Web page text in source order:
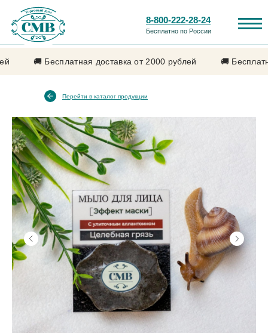
Каталог продукции Лечебные свойства
8-800-222-28-24
Бесплатно по России
доставка от 2000 рублей 🚚 Бесплатная доставка от
Перейти в каталог продукции